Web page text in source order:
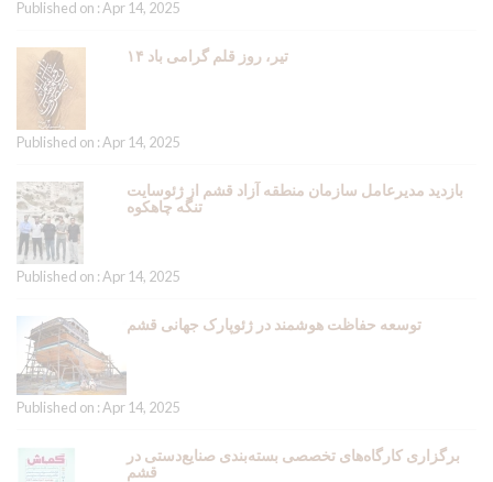
Published on : Apr 14, 2025
۱۴ تیر، روز قلم گرامی باد
Published on : Apr 14, 2025
بازدید مدیرعامل سازمان منطقه آزاد قشم از ژئوسایت
تنگه چاهکوه
Published on : Apr 14, 2025
توسعه حفاظت هوشمند در ژئوپارک جهانی قشم
Published on : Apr 14, 2025
برگزاری کارگاه‌های تخصصی بسته‌بندی صنایع‌دستی در
قشم